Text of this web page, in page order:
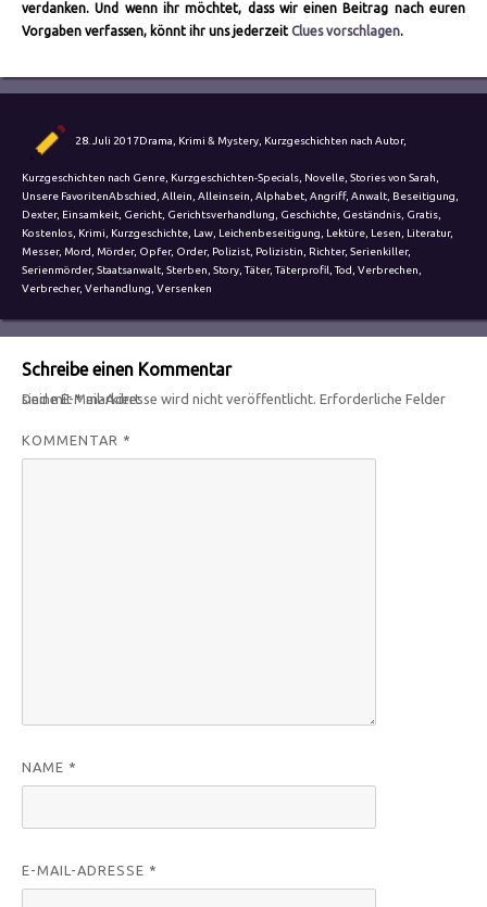
verdanken. Und wenn ihr möchtet, dass wir einen Beitrag nach euren
Vorgaben verfassen, könnt ihr uns jederzeit Clues vorschlagen.
am
28. Juli 2017Drama, Krimi & Mystery, Kurzgeschichten nach Autor,
Kurzgeschichten nach Genre, Kurzgeschichten-Specials, Novelle, Stories von Sarah,
Unsere FavoritenSchlagwörter
Abschied, Allein, Alleinsein, Alphabet, Angriff, Anwalt, Beseitigung,
Dexter, Einsamkeit, Gericht, Gerichtsverhandlung, Geschichte, Geständnis, Gratis,
Kostenlos, Krimi, Kurzgeschichte, Law, Leichenbeseitigung, Lektüre, Lesen, Literatur,
Messer, Mord, Mörder, Opfer, Order, Polizist, Polizistin, Richter, Serienkiller,
Serienmörder, Staatsanwalt, Sterben, Story,Täter,Täterprofil,Tod, Verbrechen,
Verbrecher, Verhandlung, Versenken
Schreibe einen Kommentar
Deine E-Mail-Adresse wird nicht veröffentlicht.
Erforderliche Felder sind mit*markiert
KOMMENTAR *
NAME *
E-MAIL-ADRESSE *